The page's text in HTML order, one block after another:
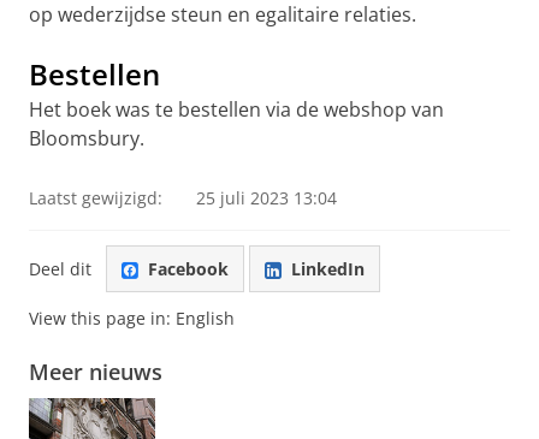
op wederzijdse steun en egalitaire relaties.
Bestellen
Het boek was te bestellen via de webshop van
Bloomsbury.
Laatst gewijzigd: 25 juli 2023 13:04
Deel dit Facebook LinkedIn
View this page in: English
Meer nieuws